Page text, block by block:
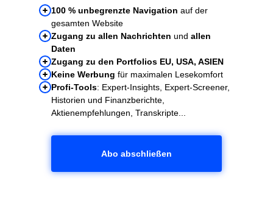
100 % unbegrenzte Navigation auf der
gesamten Website
Zugang zu allen Nachrichten und allen
Daten
Zugang zu den Portfolios EU, USA, ASIEN
Keine Werbung für maximalen Lesekomfort
Profi-Tools: Expert-Insights, Expert-Screener,
Historien und Finanzberichte,
Aktienempfehlungen, Transkripte...
Abo abschließen